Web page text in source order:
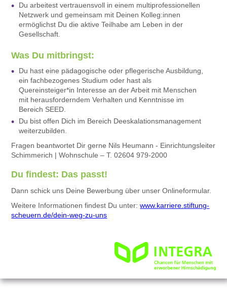
Du arbeitest vertrauensvoll in einem multiprofessionellen
Netzwerk und gemeinsam mit Deinen Kolleg:innen
ermöglichst Du die aktive Teilhabe am Leben in der
Gesellschaft.
Was Du mitbringst:
Du hast eine pädagogische oder pflegerische Ausbildung,
ein fachbezogenes Studium oder hast als
Quereinsteiger*in Interesse an der Arbeit mit Menschen
mit herausforderndem Verhalten und Kenntnisse im
Bereich SEED.
Du bist offen Dich im Bereich Deeskalationsmanagement
weiterzubilden.
Fragen beantwortet Dir gerne Nils Heumann - Einrichtungsleiter
Schimmerich | Wohnschule – T. 02604 979-2000
Du findest: Das passt!
Dann schick uns Deine Bewerbung über unser Onlineformular.
Weitere Informationen findest Du unter:www.karriere.stiftung-
scheuern.de/dein-weg-zu-uns